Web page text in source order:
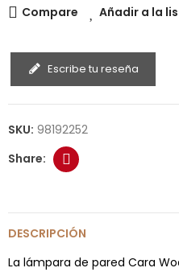
Compare Añadir a la
Escribe tu reseña
SKU: 98192252
DESCRIPCIÓN
La lámpara de pared Cara